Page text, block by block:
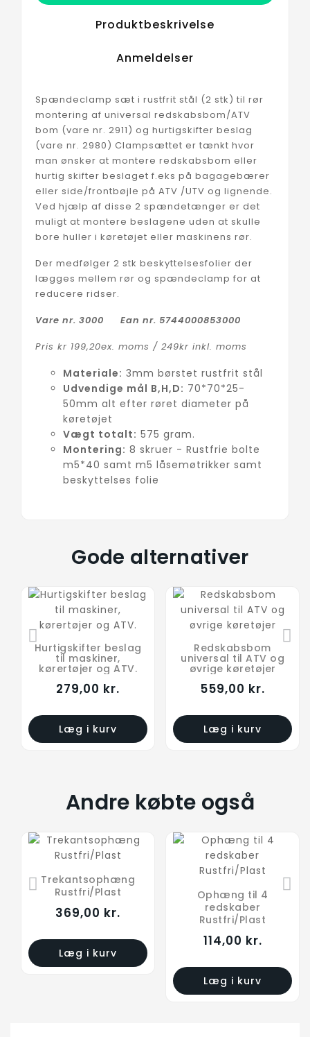
Produktbeskrivelse
Anmeldelser
Spændeclamp sæt i rustfrit stål (2 stk) til rør
montering af universal redskabsbom/ATV
bom (vare nr. 2911) og hurtigskifter beslag
(vare nr. 2980) Clampsættet er tænkt hvor
man ønsker at montere redskabsbom eller
hurtig skifter beslaget f.eks på bagagebærer
eller side/frontbøjle på ATV /UTV og lignende.
Ved hjælp af disse 2 spændetænger er det
muligt at montere beslagene uden at skulle
bore huller i køretøjet eller maskinens rør.
Der medfølger 2 stk beskyttelsesfolier der
lægges mellem rør og spændeclamp for at
reducere ridser.
Vare nr. 3000 Ean nr. 5744000853000
Pris kr 199,20ex. moms / 249kr inkl. moms
Materiale: 3mm børstet rustfrit stål
Udvendige mål B,H,D: 70*70*25-
50mm alt efter røret diameter på
køretøjet
Vægt totalt: 575 gram.
Montering: 8 skruer - Rustfrie bolte
m5*40 samt m5 låsemøtrikker samt
beskyttelses folie
Gode alternativer
Hurtigskifter beslag
til maskiner,
kørertøjer og ATV.
279,00 kr.
Læg i kurv
Redskabsbom
universal til ATV og
øvrige køretøjer
559,00 kr.
Læg i kurv
Andre købte også
Trekantsophæng
Rustfri/Plast
369,00 kr.
Læg i kurv
Ophæng til 4
redskaber
Rustfri/Plast
114,00 kr.
Læg i kurv